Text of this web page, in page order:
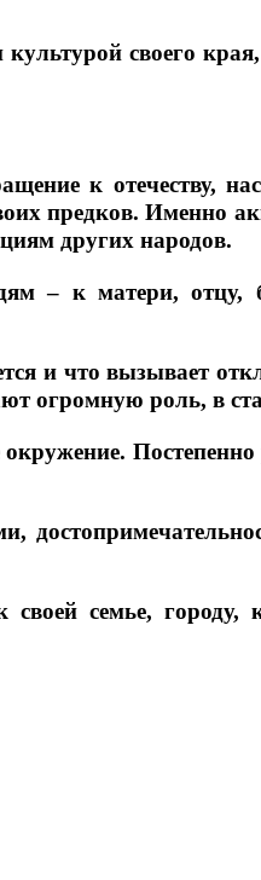
своего
к отечеству,
предков. Именно
других народов.
– к матери, отцу,
и что вызывает
огромную роль, в
Постепенно
семье, городу,